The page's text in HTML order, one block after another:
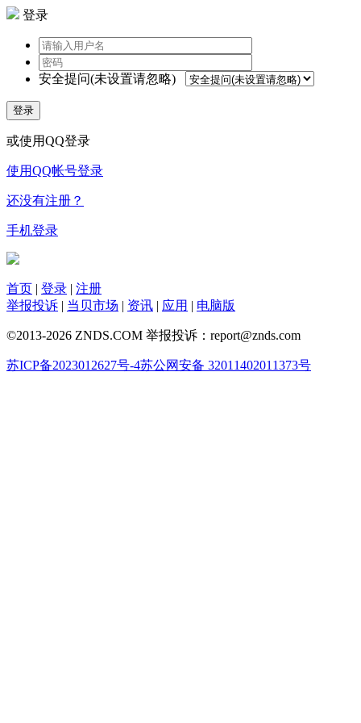
登录
安全提问(未设置请忽略)
登录
或使用QQ登录
使用QQ帐号登录
还没有注册？
手机登录
首页 | 登录 | 注册
举报投诉 | 当贝市场 | 资讯 | 应用 | 电脑版
©2013-2026 ZNDS.COM 举报投诉：report@znds.com
苏ICP备2023012627号-4苏公网安备 32011402011373号